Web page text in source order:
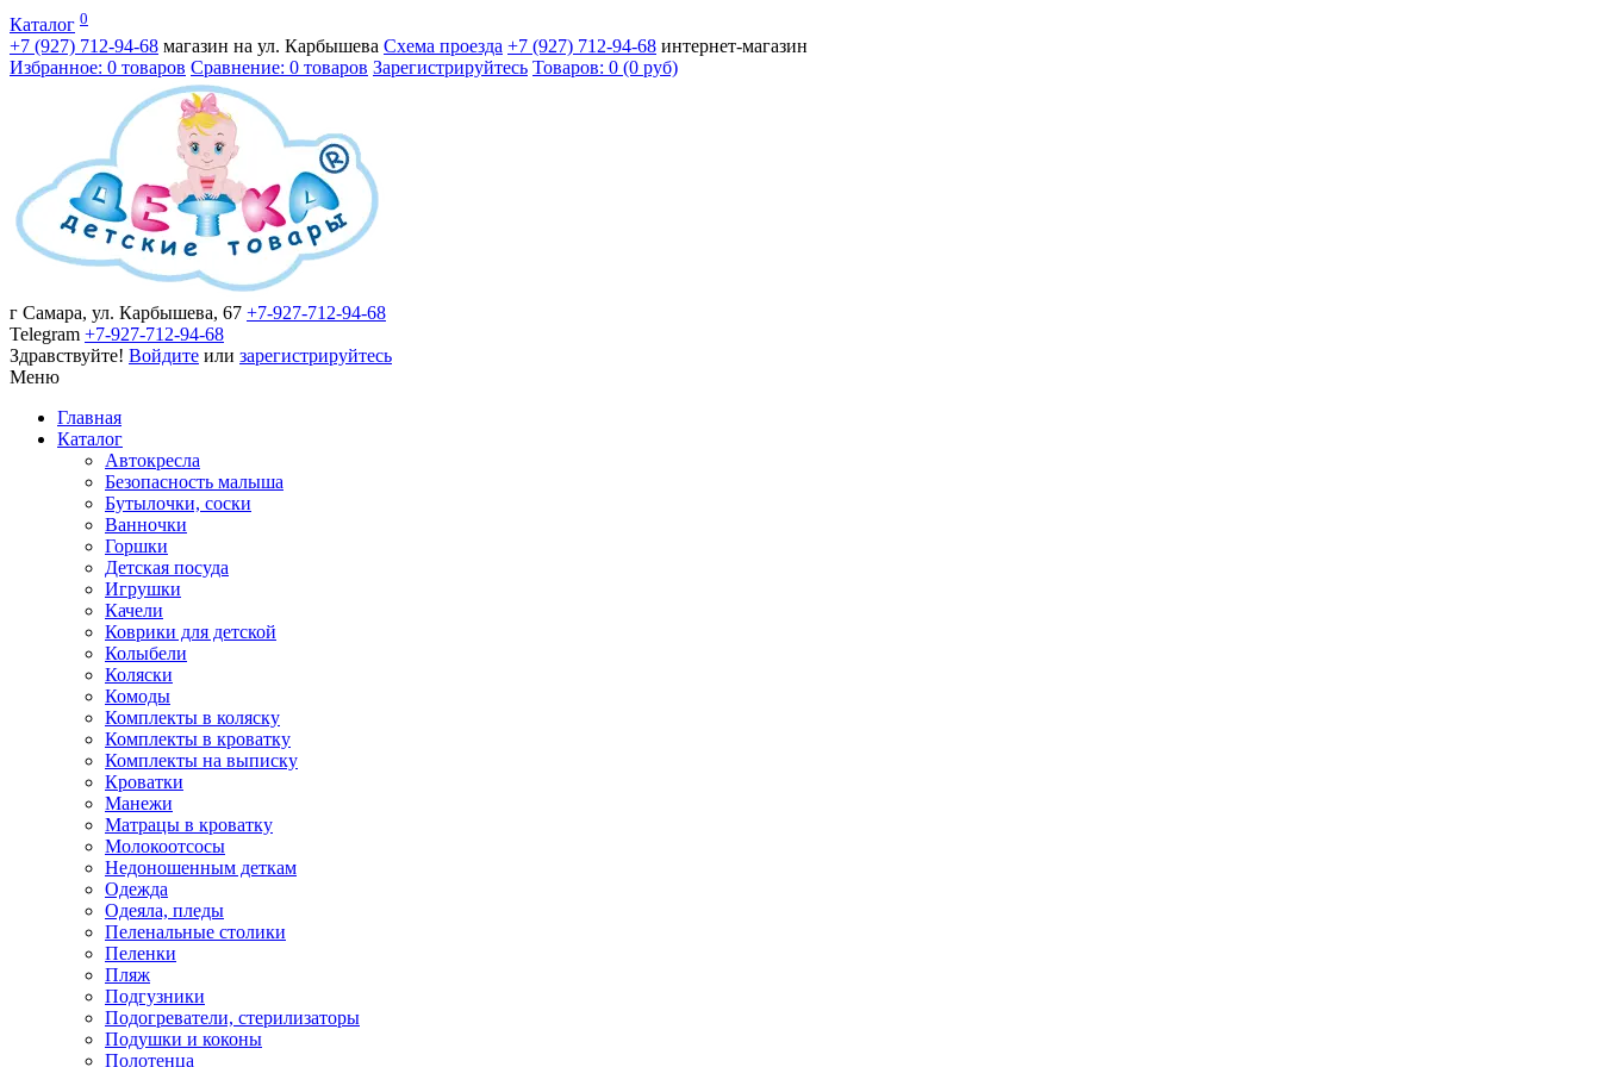
Каталог 0
+7 (927) 712-94-68 магазин на ул. Карбышева Схема проезда +7 (927) 712-94-68 интернет-магазин
Избранное: 0 товаров Сравнение: 0 товаров Зарегистрируйтесь Товаров: 0 (0 руб)
г Самара, ул. Карбышева, 67 +7-927-712-94-68
Telegram +7-927-712-94-68
Здравствуйте! Войдите или зарегистрируйтесь
Меню
Главная
Каталог
Автокресла
Безопасность малыша
Бутылочки, соски
Ванночки
Горшки
Детская посуда
Игрушки
Качели
Коврики для детской
Колыбели
Коляски
Комоды
Комплекты в коляску
Комплекты в кроватку
Комплекты на выписку
Кроватки
Манежи
Матрацы в кроватку
Молокоотсосы
Недоношенным деткам
Одежда
Одеяла, пледы
Пеленальные столики
Пеленки
Пляж
Подгузники
Подогреватели, стерилизаторы
Подушки и коконы
Полотенца